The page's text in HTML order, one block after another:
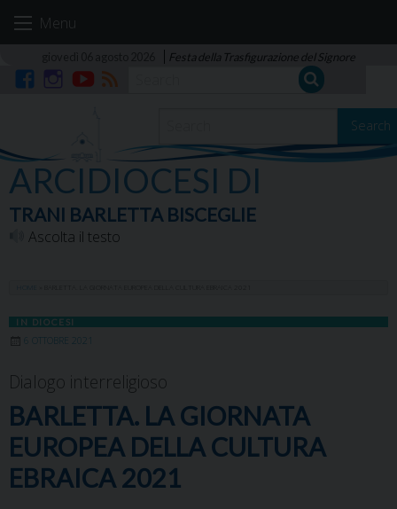
Menu
Festa della Trasfigurazione del Signore
Search
ARCIDIOCESI DI
TRANI BARLETTA BISCEGLIE
Ascolta il testo
IN DIOCESI
6 OTTOBRE 2021
Dialogo interreligioso
BARLETTA. LA GIORNATA
EUROPEA DELLA CULTURA
EBRAICA 2021